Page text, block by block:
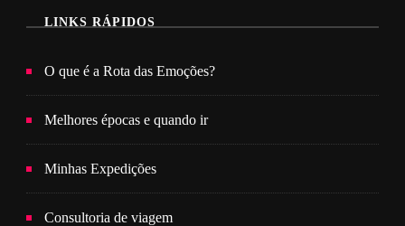
LINKS RÁPIDOS
O que é a Rota das Emoções?
Melhores épocas e quando ir
Minhas Expedições
Consultoria de viagem